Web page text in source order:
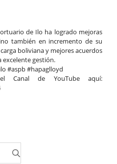
de Ilo ha logrado mejoras
también en incremento de su
boliviana y mejores acuerdos
excelente gestión.
#aspb #hapaglloyd
Canal de YouTube aquí: